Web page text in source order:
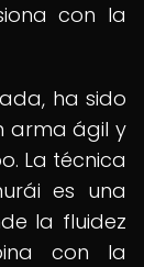
con la
ha sido
arma ágil y
La técnica
es una
la fluidez
con la